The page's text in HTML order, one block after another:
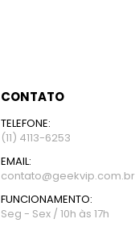
CONTATO
TELEFONE:
(11) 4113-6253
EMAIL:
contato@geekvip.com.br
FUNCIONAMENTO:
Seg - Sex / 10h às 17h